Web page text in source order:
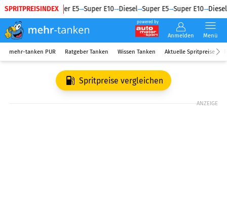
SPRITPREISINDEX
Diesel Super E5 Super E10 Diesel Super E5 Super E10 Diesel
powered by
Anmelden Menü
mehr-tanken PUR Ratgeber Tanken Wissen Tanken Aktuelle Spritpreise
Spritpreise vergleichen
ANZEIGE